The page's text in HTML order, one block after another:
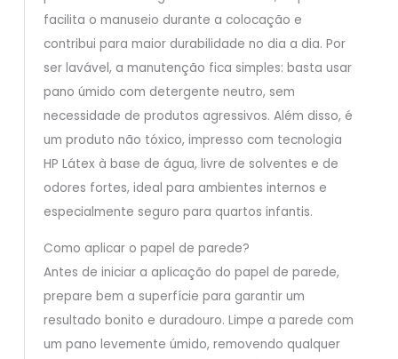
facilita o manuseio durante a colocação e
contribui para maior durabilidade no dia a dia. Por
ser lavável, a manutenção fica simples: basta usar
pano úmido com detergente neutro, sem
necessidade de produtos agressivos. Além disso, é
um produto não tóxico, impresso com tecnologia
HP Látex à base de água, livre de solventes e de
odores fortes, ideal para ambientes internos e
especialmente seguro para quartos infantis.
Como aplicar o papel de parede?
Antes de iniciar a aplicação do papel de parede,
prepare bem a superfície para garantir um
resultado bonito e duradouro. Limpe a parede com
um pano levemente úmido, removendo qualquer